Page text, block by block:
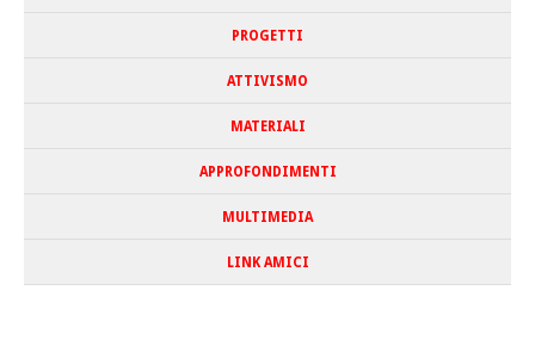
PROGETTI
ATTIVISMO
MATERIALI
APPROFONDIMENTI
MULTIMEDIA
LINK AMICI